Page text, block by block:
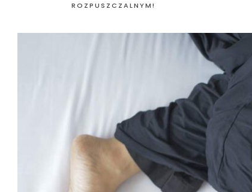
ROZPUSZCZALNYM!